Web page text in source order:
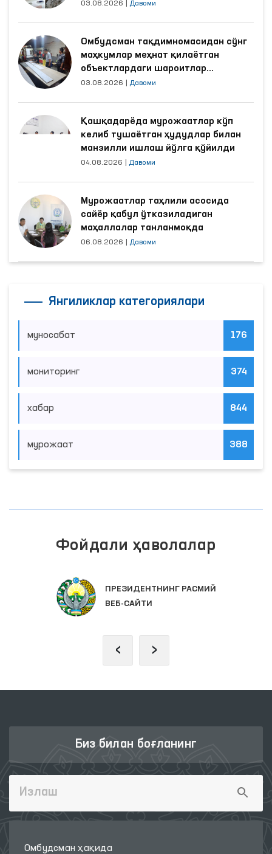
03.08.2026 Давоми
Омбудсман тақдимномасидан сўнг
маҳкумлар меҳнат қилаётган
объектлардаги шароитлар
яхшиланди
03.08.2026 Давоми
Қашқадарёда мурожаатлар кўп
келиб тушаётган ҳудудлар билан
манзилли ишлаш йўлга қўйилди
04.08.2026 Давоми
Мурожаатлар таҳлили асосида
сайёр қабул ўтказиладиган
маҳаллалар танланмоқда
06.08.2026 Давоми
Янгиликлар категориялари
муносабат 176
мониторинг 374
хабар 844
мурожаат 388
Фойдали ҳаволалар
ПРЕЗИДЕНТНИНГ РАСМИЙ
ВЕБ-САЙТИ
‹ ›
Биз билан боғланинг
Омбудсман ҳақида